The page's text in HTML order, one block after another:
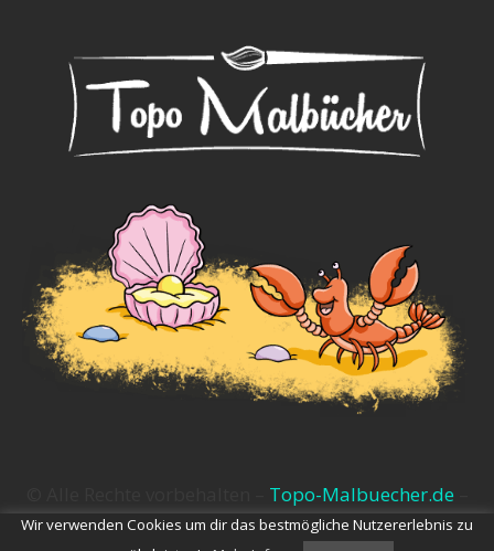
Topo-Malbuecher.de
Impressum–Datenschutz
Wir verwenden Cookies um dir das bestmögliche Nutzererlebnis zu